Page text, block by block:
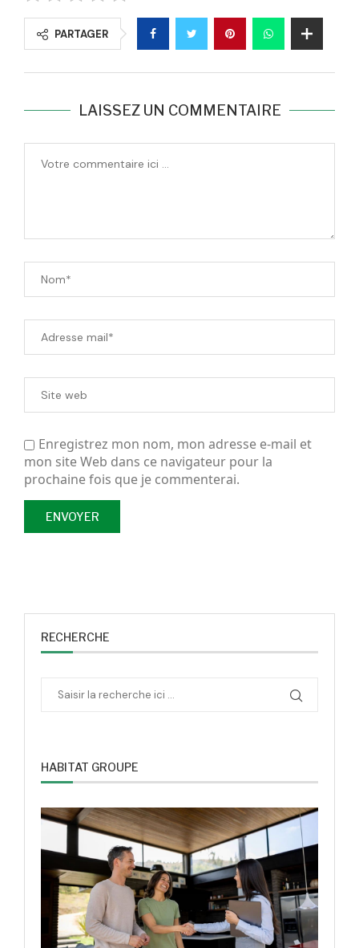
PARTAGER
LAISSEZ UN COMMENTAIRE
Enregistrez mon nom, mon adresse e-mail et
mon site Web dans ce navigateur pour la
prochaine fois que je commenterai.
RECHERCHE
HABITAT GROUPE